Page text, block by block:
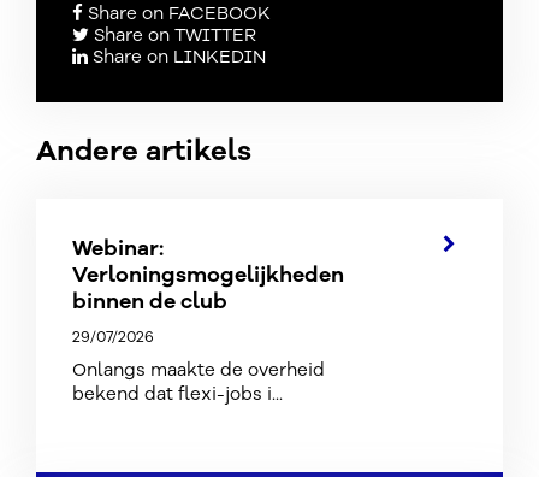
Share on FACEBOOK
Share on TWITTER
Share on LINKEDIN
Andere artikels
Webinar:
Verloningsmogelijkheden
binnen de club
29/07/2026
Onlangs maakte de overheid
bekend dat flexi-jobs i...